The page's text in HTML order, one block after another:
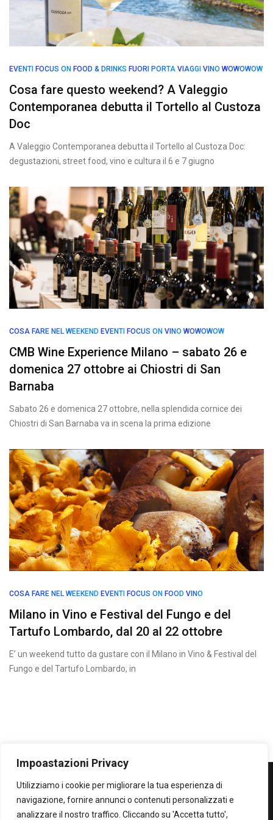
Impoastazioni Privacy
Utilizziamo i cookie per migliorare la tua esperienza di
navigazione, fornire annunci o contenuti personalizzati e
analizzare il nostro traffico. Cliccando su 'Accetta tutto',
EVENTI FOCUS ON FOOD & DRINKS FUORI PORTA VIAGGI VINO WOWOWOW
Cosa fare questo weekend? A Valeggio
Contemporanea debutta il Tortello al Custoza
Doc
A Valeggio Contemporanea debutta il Tortello al Custoza Doc:
degustazioni, street food, vino e cultura il 6 e 7 giugno
COSA FARE NEL WEEKEND EVENTI FOCUS ON VINO WOWOWOW
CMB Wine Experience Milano – sabato 26 e
domenica 27 ottobre ai Chiostri di San
Barnaba
Sabato 26 e domenica 27 ottobre, nella splendida cornice dei
Chiostri di San Barnaba va in scena la prima edizione
COSA FARE NEL WEEKEND EVENTI FOCUS ON FOOD VINO
Milano in Vino e Festival del Fungo e del
Tartufo Lombardo, dal 20 al 22 ottobre
E’ un weekend tutto da gustare con il Milano in Vino & Festival del
Fungo e del Tartufo Lombardo, in
WOWOWOW
SOLO IL MEGLIO...SECONDO ME!